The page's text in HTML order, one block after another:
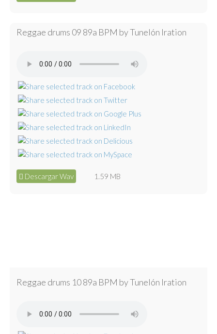
Reggae drums 09 89a BPM by Tunelón Iration
Descargar Wav 1.59 MB
Reggae drums 10 89a BPM by Tunelón Iration